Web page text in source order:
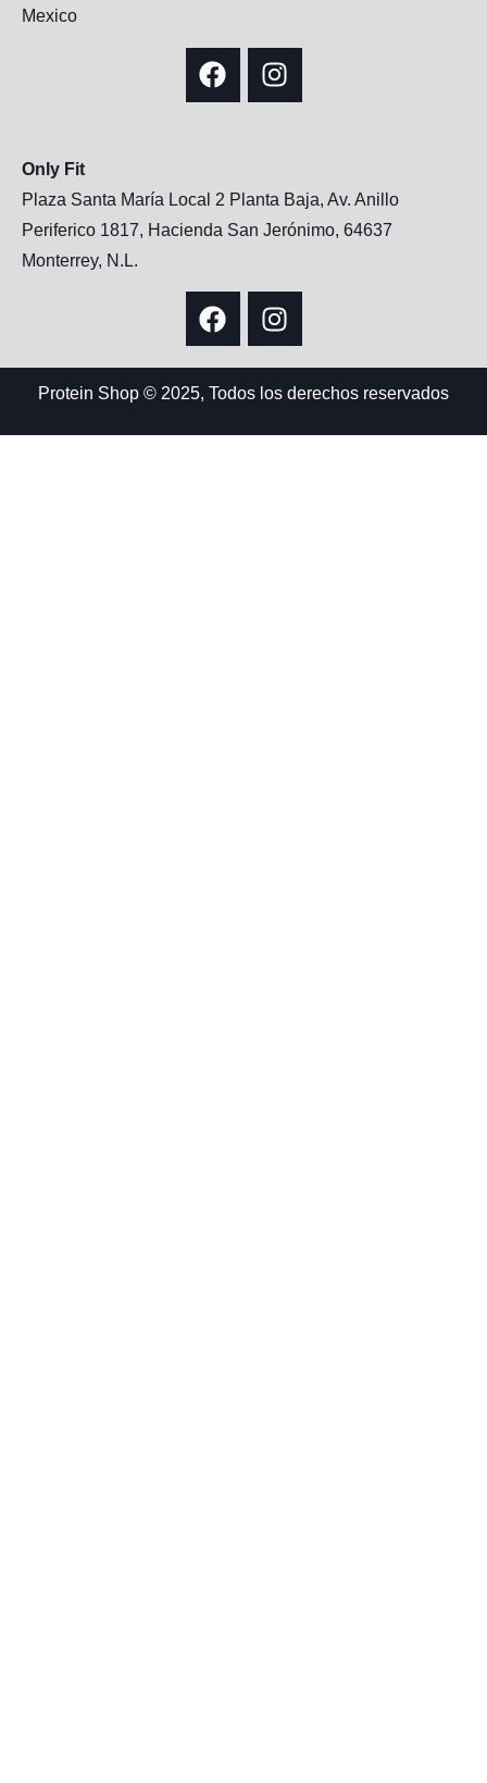
Mexico
Only Fit
Plaza Santa María Local 2 Planta Baja, Av. Anillo
Periferico 1817, Hacienda San Jerónimo, 64637
Monterrey, N.L.
Protein Shop © 2025, Todos los derechos reservados